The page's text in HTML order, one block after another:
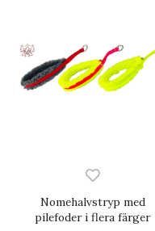
Nomehalvstryp med
pilefoder i flera färger